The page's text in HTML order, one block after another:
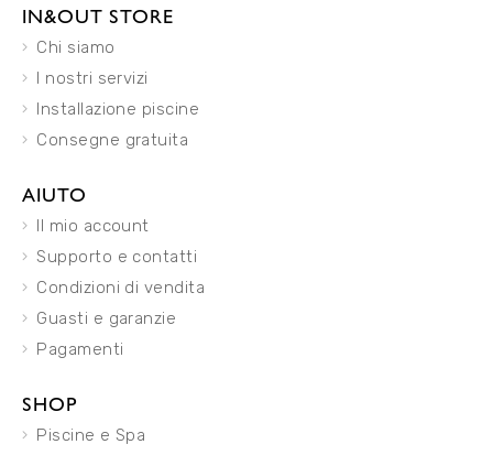
IN&OUT STORE
Chi siamo
I nostri servizi
Installazione piscine
Consegne gratuita
AIUTO
Il mio account
Supporto e contatti
Condizioni di vendita
Guasti e garanzie
Pagamenti
SHOP
Piscine e Spa